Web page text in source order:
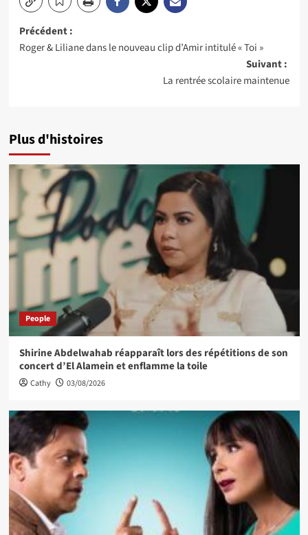
Navigation
d’article
Précédent :
Roger & Liliane dans le nouveau clip d’Amir intitulé « Toi »
Suivant :
La rentrée scolaire maintenue
Plus d'histoires
People
Shirine Abdelwahab réapparaît lors des répétitions de son
concert d’El Alamein et enflamme la toile
Cathy 03/08/2026